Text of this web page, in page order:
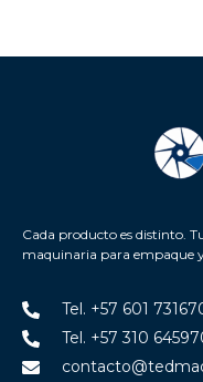
Cada producto es distinto.
maquinaria para empaque
Tel. +57 601
Tel. +57 310